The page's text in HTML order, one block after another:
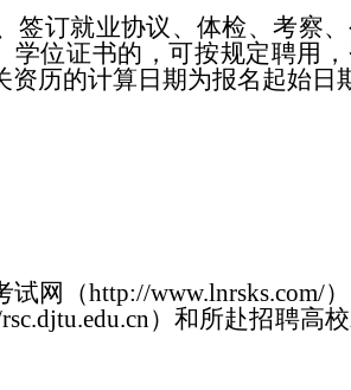
签订就业协议、体检、考察
学位证书的，可按规定聘用
历的计算日期为报名起始日
试网（http://www.lnrsks.com/）
） 和所赴招聘高校